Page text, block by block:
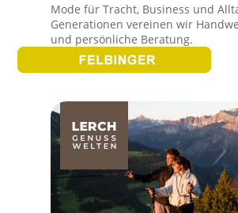
Mode für Tracht, Business und
Generationen vereinen wir
und persönliche Beratung.